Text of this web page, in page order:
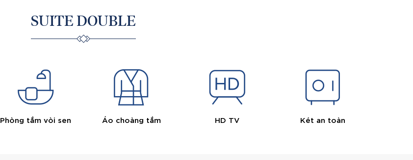
SUITE DOUBLE
Phòng tắm vòi sen Áo choàng tắm HD TV Két an toàn